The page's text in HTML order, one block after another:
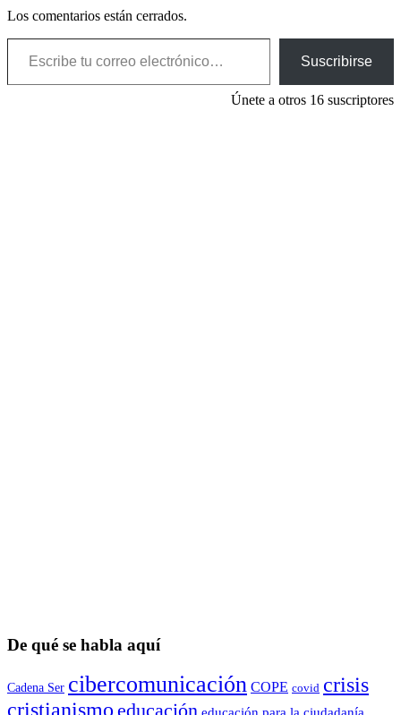
Los comentarios están cerrados.
Escribe tu correo electrónico…
Suscribirse
Únete a otros 16 suscriptores
De qué se habla aquí
Cadena Ser cibercomunicación COPE covid crisis
cristianismo educación